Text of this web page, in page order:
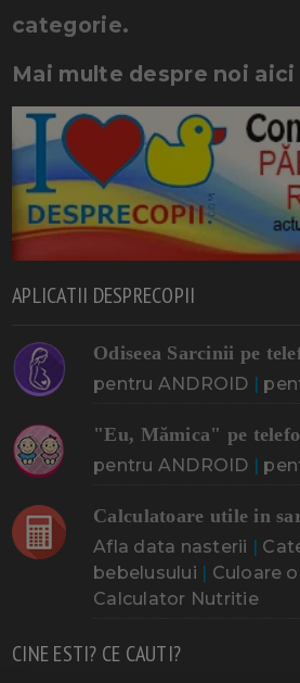
categorie.
Mai multe despre noi aici
APLICATII DESPRECOPII
Odiseea Sarcinii pe
pentru ANDROID |
"Eu, Mămica" pe
pentru ANDROID |
Calculatoare utile in
Afla data nasterii |
bebelusului | Culoare
Calculator Nutritie
CINE ESTI? CE CAUTI?